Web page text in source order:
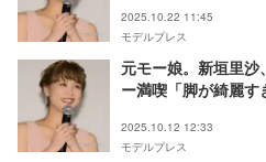
2025.10.22 11:45
モデルプレス
元モー娘。新垣里
ー満喫「脚が綺麗
2025.10.12 12:33
モデルプレス